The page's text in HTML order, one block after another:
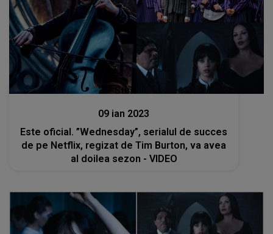
Stiri
09 ian 2023
Este oficial. ”Wednesday”, serialul de succes
de pe Netflix, regizat de Tim Burton, va avea
al doilea sezon - VIDEO